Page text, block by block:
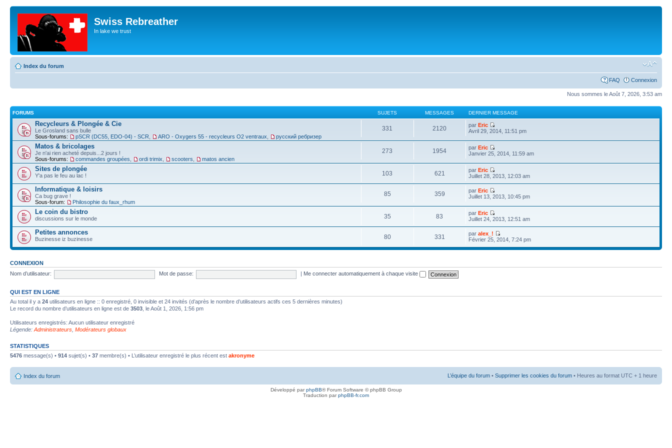
Swiss Rebreather
In lake we trust
Index du forum
FAQ Connexion
Nous sommes le Août 7, 2026, 3:53 am
FORUMS SUJETS MESSAGES DERNIER MESSAGE
Recycleurs & Plongée & Cie
Le Grosland sans bulle
Sous-forums:
pSCR (DC55, EDO-04) - SCR ARO - Oxygers 55 - recycleurs O2 ventraux русский ребризер
331 2120 parEric
Avril 29, 2014, 11:51 pm
Matos & bricolages
Je n'ai rien acheté depuis...2 jours !
Sous-forums:
commandes groupées ordi trimix scooters matos ancien
273 1954 parEric
Janvier 25, 2014, 11:59 am
Sites de plongée
Y'a pas le feu au lac ! 103 621 parEric
Juillet 28, 2013, 12:03 am
Informatique & loisirs
Ca bug grave !
Sous-forum:
Philosophie du faux_rhum
85 359 parEric
Juillet 13, 2013, 10:45 pm
Le coin du bistro
discussions sur le monde 35 83 parEric
Juillet 24, 2013, 12:51 am
Petites annonces
Buzinesse iz buzinesse 80 331 paralex_!
Février 25, 2014, 7:24 pm
CONNEXION
Nom d’utilisateur:
Mot de passe: Me connecter automatiquement à chaque visite
QUI EST EN LIGNE
Au total il y a 24 utilisateurs en ligne :: 0 enregistré, 0 invisible et 24 invités (d’après le nombre d’utilisateurs actifs ces 5 dernières minutes)
Le record du nombre d’utilisateurs en ligne est de 3503 , le Août 1, 2026, 1:56 pm
Utilisateurs enregistrés: Aucun utilisateur enregistré
Légende: Administrateurs Modérateurs globaux
STATISTIQUES
5476 message(s) • 914 sujet(s) • 37 membre(s) • L’utilisateur enregistré le plus récent est akronyme
Index du forum L’équipe du forum • Supprimer les cookies du forum • Heures au format UTC + 1 heure
Développé parphpBB® Forum Software © phpBB Group
Traduction parphpBB-fr.com